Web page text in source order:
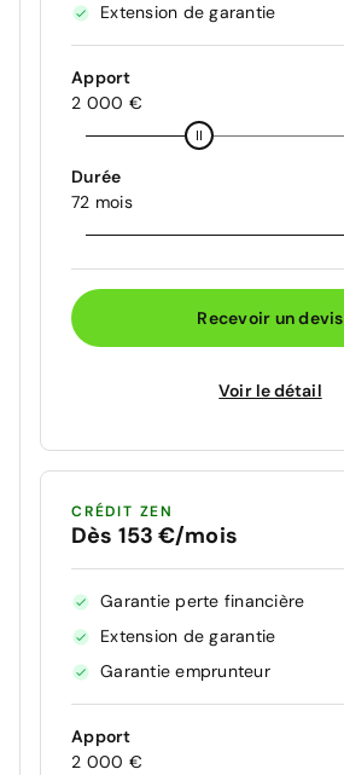
Extension de garantie
Apport
2 000 €
Durée
72 mois
Recevoir un devis
Voir le détail
CRÉDIT ZEN
Dès 153 €/mois
Garantie perte financière
Extension de garantie
Garantie emprunteur
Apport
2 000 €